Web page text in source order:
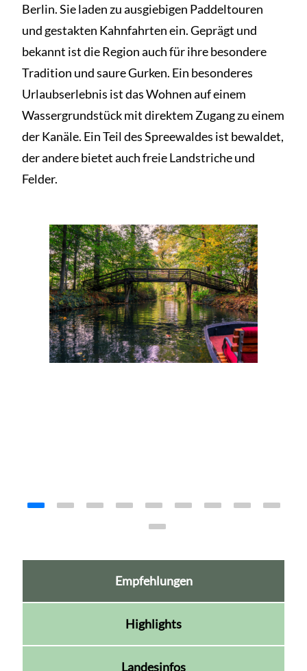
Berlin. Sie laden zu ausgiebigen Paddeltouren
und gestakten Kahnfahrten ein. Geprägt und
bekannt ist die Region auch für ihre besondere
Tradition und saure Gurken. Ein besonderes
Urlaubserlebnis ist das Wohnen auf einem
Wassergrundstück mit direktem Zugang zu einem
der Kanäle. Ein Teil des Spreewaldes ist bewaldet,
der andere bietet auch freie Landstriche und
Felder.
Empfehlungen
Highlights
Landesinfos